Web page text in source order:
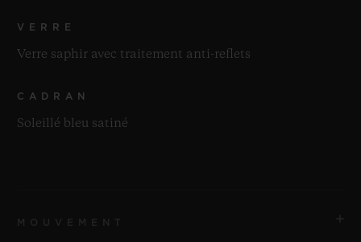
VERRE
Verre saphir avec traitement anti-reflets
CADRAN
Soleillé bleu satiné